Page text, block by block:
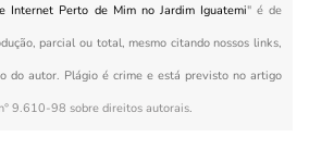
Internet Perto de Mim no Jardim Iguatemi" é de
parcial ou total, mesmo citando nossos links,
do autor. Plágio é crime e está previsto no artigo
9.610-98 sobre direitos autorais.